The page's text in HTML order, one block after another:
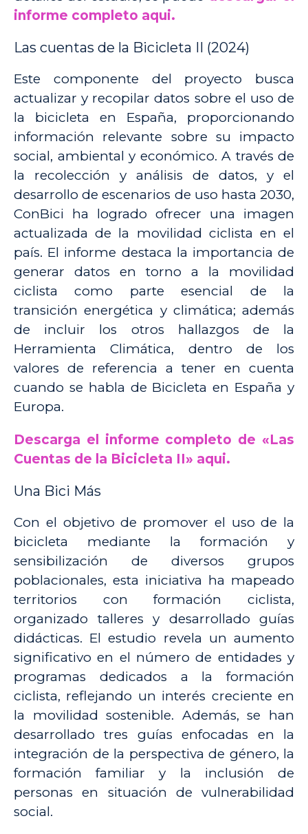
informe completo aqui.
Las cuentas de la Bicicleta II (2024)
Este componente del proyecto busca
actualizar y recopilar datos sobre el uso de
la bicicleta en España, proporcionando
información relevante sobre su impacto
social, ambiental y económico. A través de
la recolección y análisis de datos, y el
desarrollo de escenarios de uso hasta 2030,
ConBici ha logrado ofrecer una imagen
actualizada de la movilidad ciclista en el
país. El informe destaca la importancia de
generar datos en torno a la movilidad
ciclista como parte esencial de la
transición energética y climática; además
de incluir los otros hallazgos de la
Herramienta Climática, dentro de los
valores de referencia a tener en cuenta
cuando se habla de Bicicleta en España y
Europa.
Descarga el informe completo de «Las
Cuentas de la Bicicleta II» aqui.
Una Bici Más
Con el objetivo de promover el uso de la
bicicleta mediante la formación y
sensibilización de diversos grupos
poblacionales, esta iniciativa ha mapeado
territorios con formación ciclista,
organizado talleres y desarrollado guías
didácticas. El estudio revela un aumento
significativo en el número de entidades y
programas dedicados a la formación
ciclista, reflejando un interés creciente en
la movilidad sostenible. Además, se han
desarrollado tres guías enfocadas en la
integración de la perspectiva de género, la
formación familiar y la inclusión de
personas en situación de vulnerabilidad
social.